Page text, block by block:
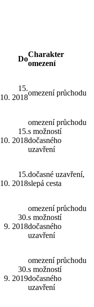
Do
Charakter
omezení
15.
10. 2018
omezení průchodu
15.
10. 2018
omezení průchodu
s možností
dočasného
uzavření
15.
10. 2018
dočasné uzavření,
slepá cesta
30.
9. 2018
omezení průchodu
s možností
dočasného
uzavření
30.
9. 2019
omezení průchodu
s možností
dočasného
uzavření